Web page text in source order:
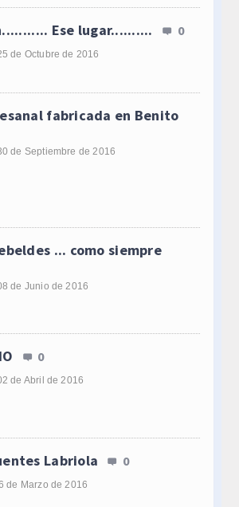
Ese lugar.......... 0
de Octubre de 2016
fabricada en Benito
de Septiembre de 2016
... como siempre
de Junio de 2016
0
de Abril de 2016
Labriola 0
de Marzo de 2016